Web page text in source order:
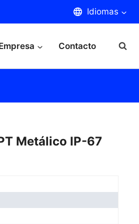
Idiomas
Contacto
Metálico IP-67